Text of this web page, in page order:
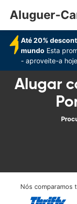
Aluguer-
Até 20%
mundo Esta
- aproveite-a
Alugar
Nós comparamos